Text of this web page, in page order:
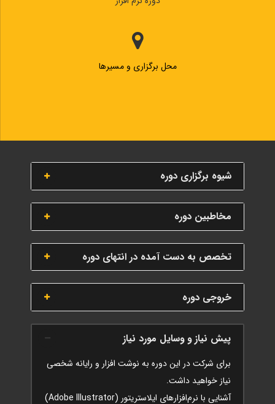
محل برگزاری و مسیرها
شیوه برگزاری دوره
مخاطبین دوره
تخصص به دست آمده در انتهای دوره
خروجی دوره
پیش نیاز و وسایل مورد نیاز
برای شرکت در این دوره به نوشت افزار و رایانه شخصی
نیاز خواهید داشت.
آشنایی با نرم‌افزارهای ایلاستریتور (Adobe Illustrator)